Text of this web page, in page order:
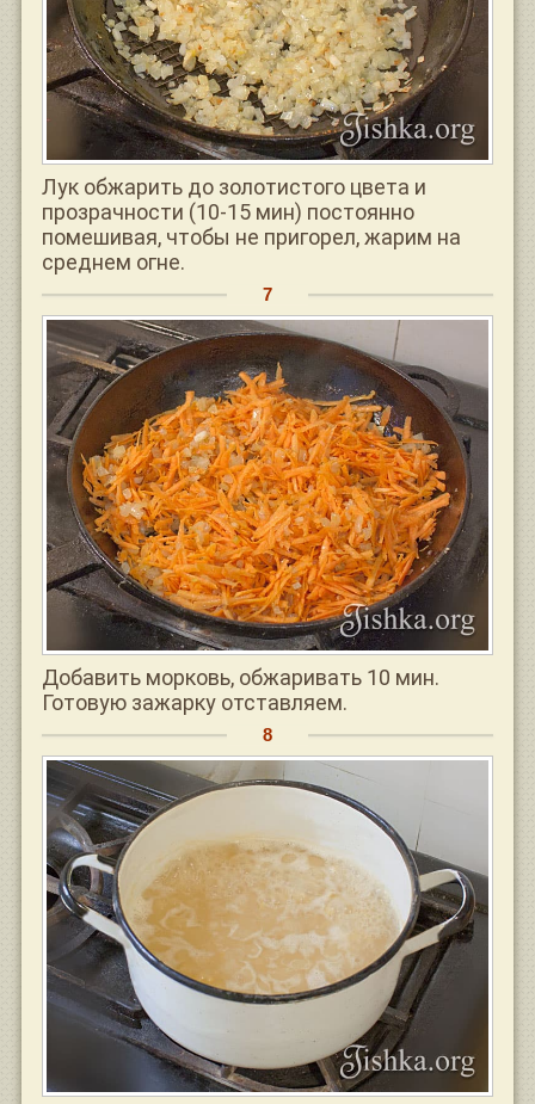
Лук обжарить до золотистого цвета и
прозрачности (10-15 мин) постоянно
помешивая, чтобы не пригорел, жарим на
среднем огне.
Добавить морковь, обжаривать 10 мин.
Готовую зажарку отставляем.